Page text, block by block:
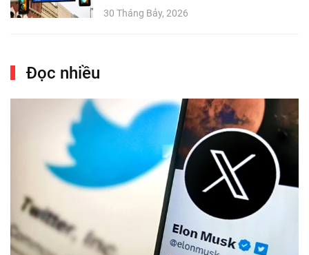
30 Tháng Bảy, 2026
Đọc nhiều